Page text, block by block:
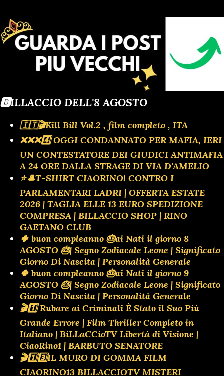
🅱️ILLACCIO DELL'8 AGOSTO
🇮🇹🎬Kill Bill Vol.2 , film completo , ITA
❌️❌️❌️4️⃣ OGGI CONDANNATO PER MAFIA, IERI
UN CONTESTATORE DEI GIUDICI ANTIMAFIA
A 24 ORE DALLA STRAGE DI VIA D'AMELIO
⭐🎩T-SHIRT CIAORINO! CONTRO I
PARLAMENTARI LADRI | OFFERTA ESTATE
2026 | TAGLIA ELLE 13 EURO SPEDIZIONE
COMPRESA | BILLACCIO SHOP | RINO
GAETANO CLUB
🍀 buon compleanno 🎂ai Nati il giorno 8
AGOSTO 🎂| Segno Zodiacale Leone | Significato
Giorno Di Nascita | Personalità Generale
🍀 buon compleanno 🎂ai Nati il giorno 9
AGOSTO 🎂| Segno Zodiacale Leone | Significato
Giorno Di Nascita | Personalità Generale
🎬1️⃣ Rubare ai Criminali È Stato il Suo Più
Grande Errore | Film Thriller Completo in
Italiano | BiLLaCCioTV Libertà di Visione |
CiaoRino1 | BARBUTO SENATORE
🎬1️⃣3️⃣IL MURO DI GOMMA FILM
CIAORINO13 BILLACCIOTV MISTERI